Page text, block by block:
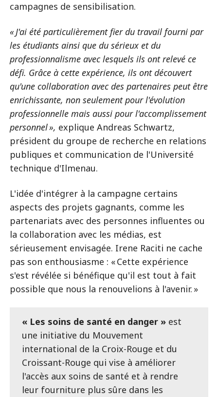
campagnes de sensibilisation.
« J'ai été particulièrement fier du travail fourni par
les étudiants ainsi que du sérieux et du
professionnalisme avec lesquels ils ont relevé ce
défi. Grâce à cette expérience, ils ont découvert
qu'une collaboration avec des partenaires peut être
enrichissante, non seulement pour l'évolution
professionnelle mais aussi pour l'accomplissement
personnel », explique Andreas Schwartz,
président du groupe de recherche en relations
publiques et communication de l'Université
technique d'Ilmenau.
L'idée d'intégrer à la campagne certains
aspects des projets gagnants, comme les
partenariats avec des personnes influentes ou
la collaboration avec les médias, est
sérieusement envisagée. Irene Raciti ne cache
pas son enthousiasme : « Cette expérience
s'est révélée si bénéfique qu'il est tout à fait
possible que nous la renouvelions à l'avenir. »
« Les soins de santé en danger » est
une initiative du Mouvement
international de la Croix-Rouge et du
Croissant-Rouge qui vise à améliorer
l'accès aux soins de santé et à rendre
leur fourniture plus sûre dans les